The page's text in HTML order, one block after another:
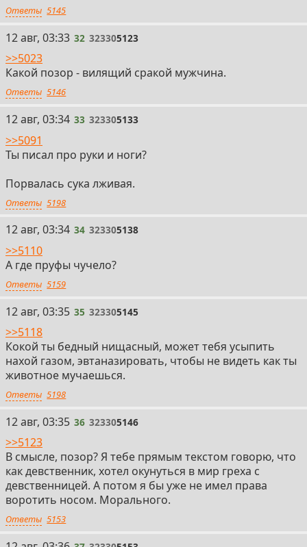
Ответы 5145
32
12 авг, 03:33 32 323305123
>>5023
Какой позор - вилящий сракой мужчина.
Ответы 5146
33
12 авг, 03:34 33 323305133
>>5091
Ты писал про руки и ноги?
Порвалась сука лживая.
Ответы 5198
34
12 авг, 03:34 34 323305138
>>5110
А где пруфы чучело?
Ответы 5159
35
12 авг, 03:35 35 323305145
>>5118
Кокой ты бедный нищасный, может тебя усыпить
нахой газом, эвтаназировать, чтобы не видеть как ты
животное мучаешься.
Ответы 5198
36
12 авг, 03:35 36 323305146
>>5123
В смысле, позор? Я тебе прямым текстом говорю, что
как девственник, хотел окунуться в мир греха с
девственницей. А потом я бы уже не имел права
воротить носом. Морального.
Ответы 5153